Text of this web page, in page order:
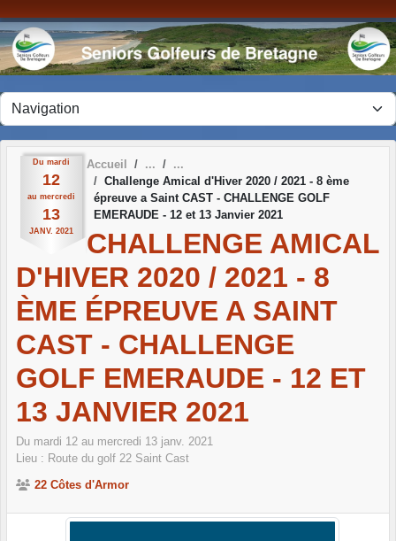
Du mardi
12
au mercredi
13
JANV. 2021
Accueil
Challenge Amical d'Hiver 2020 / 2021 - 8 ème
épreuve a Saint CAST - CHALLENGE GOLF
EMERAUDE - 12 et 13 Janvier 2021
CHALLENGE AMICAL
D'HIVER 2020 / 2021 - 8
ÈME ÉPREUVE A SAINT
CAST - CHALLENGE
GOLF EMERAUDE - 12 ET
13 JANVIER 2021
Du mardi 12 au mercredi 13 janv. 2021
Lieu : Route du golf 22 Saint Cast
22 Côtes d'Armor